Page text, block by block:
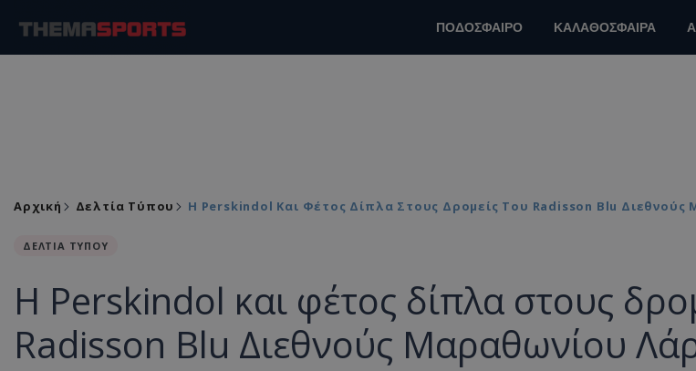
ΠΟΔΟΣΦΑΙΡΟ ΚΑΛΑΘΟΣΦΑΙΡΑ
Αρχική Δελτία Τύπου Η Perskindol Και Φέτος Δίπλα Στους Δρομείς Του Radisson Blu Διεθνούς
ΔΕΛΤΙΑ ΤΥΠΟΥ
Η Perskindol και φέτος δίπλα στους
Radisson Blu Διεθνούς Μαραθωνίου